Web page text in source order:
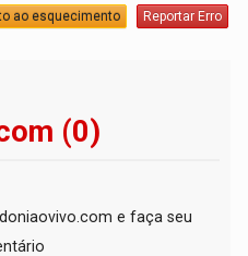
ao esquecimento Reportar Erro
(0)
e faça seu